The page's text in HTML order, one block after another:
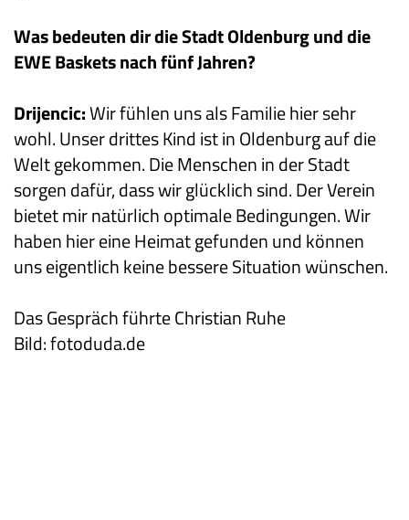
Was bedeuten dir die Stadt Oldenburg und die
EWE Baskets nach fünf Jahren?
Drijencic:Wir fühlen uns als Familie hier sehr
wohl. Unser drittes Kind ist in Oldenburg auf die
Welt gekommen. Die Menschen in der Stadt
sorgen dafür, dass wir glücklich sind. Der Verein
bietet mir natürlich optimale Bedingungen. Wir
haben hier eine Heimat gefunden und können
uns eigentlich keine bessere Situation wünschen.
Das Gespräch führte Christian Ruhe
Bild: fotoduda.de